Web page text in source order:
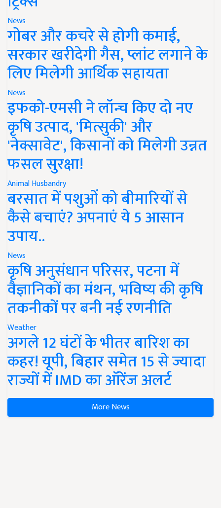
News
गोबर और कचरे से होगी कमाई,
सरकार खरीदेगी गैस, प्लांट लगाने के
लिए मिलेगी आर्थिक सहायता
News
इफको-एमसी ने लॉन्च किए दो नए
कृषि उत्पाद, 'मित्सुकी' और
'नेक्सावेट', किसानों को मिलेगी उन्नत
फसल सुरक्षा!
Animal Husbandry
बरसात में पशुओं को बीमारियों से
कैसे बचाएं? अपनाएं ये 5 आसान
उपाय..
News
कृषि अनुसंधान परिसर, पटना में
वैज्ञानिकों का मंथन, भविष्य की कृषि
तकनीकों पर बनी नई रणनीति
Weather
अगले 12 घंटों के भीतर बारिश का
कहर! यूपी, बिहार समेत 15 से ज्यादा
राज्यों में IMD का ऑरेंज अलर्ट
More News